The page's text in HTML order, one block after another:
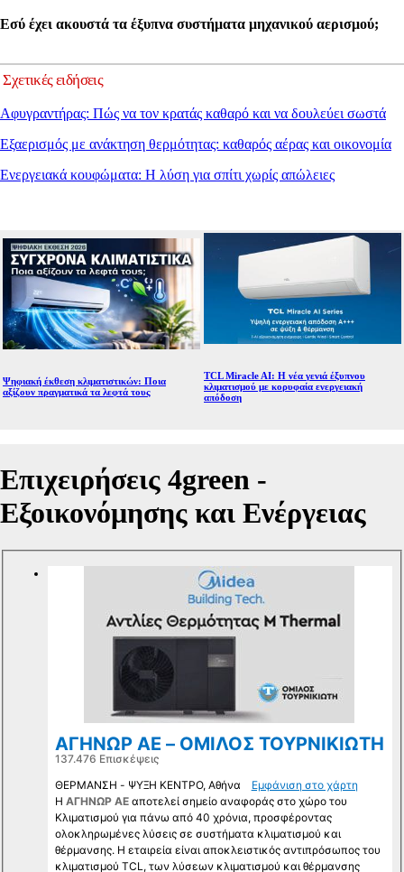
Εσύ έχει ακουστά τα έξυπνα συστήματα μηχανικού αερισμού;
Σχετικές ειδήσεις
Αφυγραντήρας: Πώς να τον κρατάς καθαρό και να δουλεύει σωστά
Εξαερισμός με ανάκτηση θερμότητας: καθαρός αέρας και οικονομία
Ενεργειακά κουφώματα: Η λύση για σπίτι χωρίς απώλειες
Ψηφιακή έκθεση κλιματιστικών: Ποια
αξίζουν πραγματικά τα λεφτά τους
TCL Miracle AI: Η νέα γενιά έξυπνου
κλιματισμού με κορυφαία ενεργειακή
απόδοση